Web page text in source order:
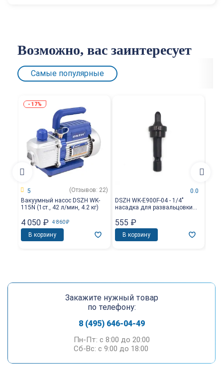
Возможно, вас заинтересует
Самые популярные
17%
Вакуумный насос DSZH WK-
115N (1ст., 42 л/мин, 4.2 кг)
(Отзывов: 22)
5
4 860₽
4 050 ₽
В корзину
DSZH WK-E900F-04 - 1/4"
насадка для развальцовки
0.0
555 ₽
В корзину
Закажите нужный товар
по телефону:
8 (495) 646-04-49
Пн-Пт: c 8:00 до 20:00
Сб-Вс: c 9:00 до 18:00